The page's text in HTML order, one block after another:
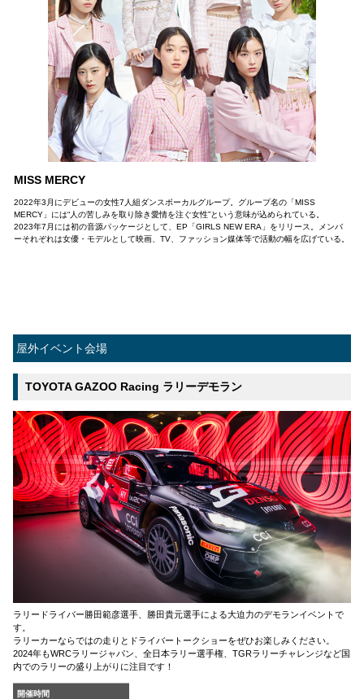
MISS MERCY
2022年3月にデビューの女性7人組ダンスボーカルグループ。グループ名の「MISS
MERCY」には“人の苦しみを取り除き愛情を注ぐ女性”という意味が込められている。
2023年7月には初の音源パッケージとして、EP「GIRLS NEW ERA」をリリース。メンバ
ーそれぞれは女優・モデルとして映画、TV、ファッション媒体等で活動の幅を広げている。
屋外イベント会場
TOYOTA GAZOO Racing ラリーデモラン
ラリードライバー勝田範彦選手、勝田貴元選手による大迫力のデモランイベントで
す。
ラリーカーならではの走りとドライバートークショーをぜひお楽しみください。
2024年もWRCラリージャパン、全日本ラリー選手権、TGRラリーチャレンジなど国
内でのラリーの盛り上がりに注目です！
開催時間